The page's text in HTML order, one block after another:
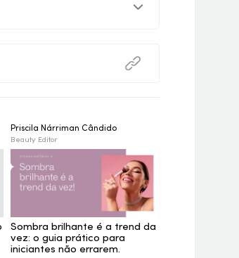
Priscila Nárriman Cândido
Beauty Editor
Sombra brilhante é a trend da
vez: o guia prático para
iniciantes não errarem.